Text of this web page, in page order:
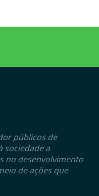
públicos de
sociedade a
no desenvolvimento
de ações que